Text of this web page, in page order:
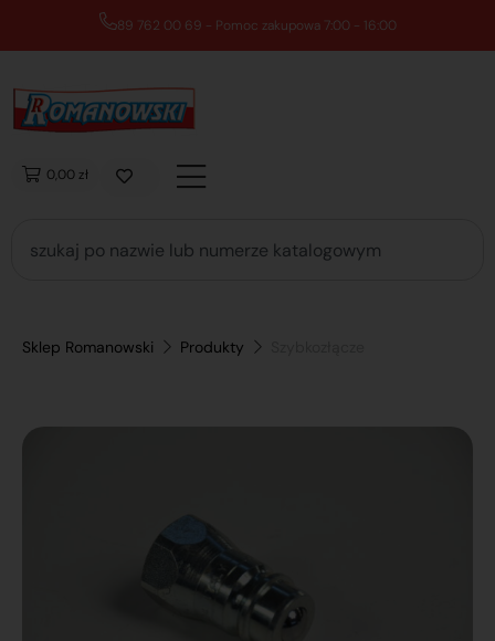
89 762 00 69 - Pomoc zakupowa 7:00 - 16:00
0,00 zł
Sklep Romanowski Produkty